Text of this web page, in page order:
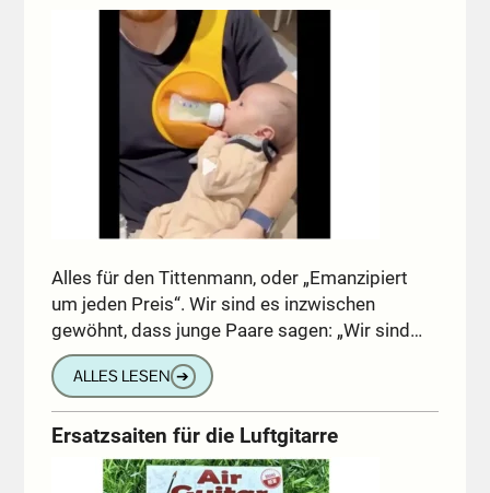
Alles für den Tittenmann, oder „Emanzipiert
um jeden Preis“. Wir sind es inzwischen
gewöhnt, dass junge Paare sagen: „Wir sind…
ALLES LESEN ➔
Ersatzsaiten für die Luftgitarre